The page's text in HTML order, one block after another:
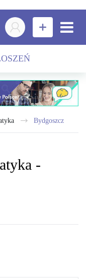
Bydgoszcz
-